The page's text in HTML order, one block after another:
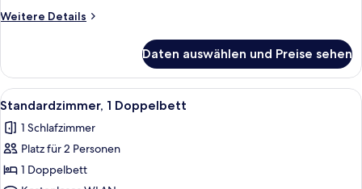
Weitere Details
Weitere
2 Einzelbetten
(Sweet)
Daten auswählen und Preise sehen
Alle
Fotos
für
Standardzimmer,
1
Ein Hotelzimmer mit einem Bett,
4
Standardzimmer, 1 Doppelbett
1 Schlafzimmer
Platz für 2 Personen
1 Doppelbett